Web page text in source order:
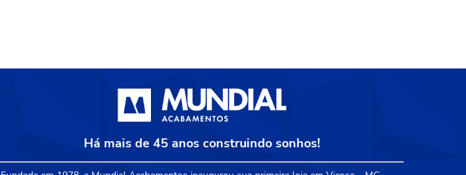
Há mais de 45 anos construindo sonhos!